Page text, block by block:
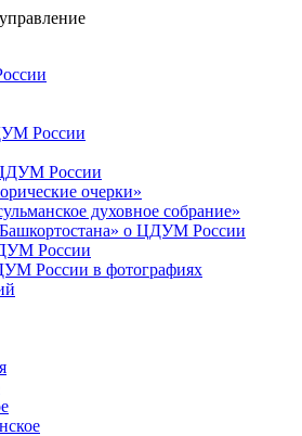
России
России
очерки»
духовное собрание»
о ЦДУМ России
России
России в фотографиях